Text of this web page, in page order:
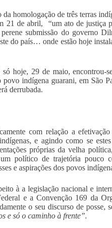
homologação de três terras
21 de abril, “um ato de justiça
submissão do governo
do país… onde estão hoje
hoje, 29 de maio,
indígena guarani, em São
derrubada.
com relação a
e agindo como se
próprias da velha
político de trajetória pouco
e aspirações dos povos
à a legislação nacional e
e a Convenção 169 da
o seu discurso de posse,
e só o caminho à frente”.